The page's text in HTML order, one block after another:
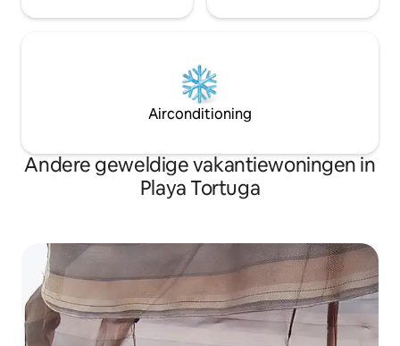
Airconditioning
Andere geweldige vakantiewoningen in
Playa Tortuga